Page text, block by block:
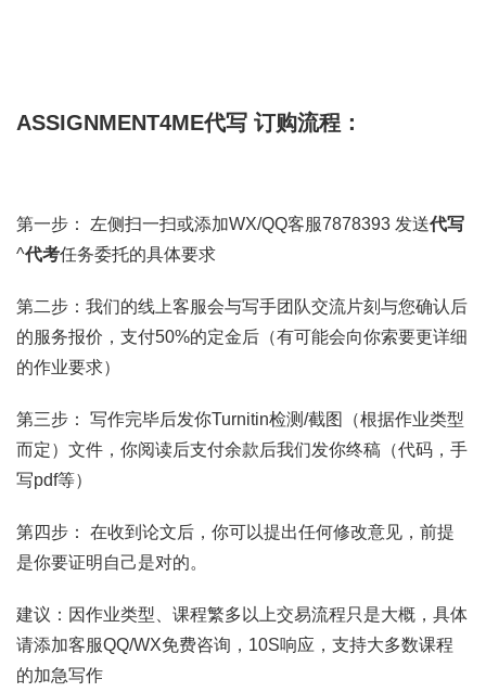
ASSIGNMENT4ME代写 订购流程：
第一步： 左侧扫一扫或添加WX/QQ客服7878393 发送代写
^代考任务委托的具体要求
第二步：我们的线上客服会与写手团队交流片刻与您确认后
的服务报价，支付50%的定金后（有可能会向你索要更详细
的作业要求）
第三步： 写作完毕后发你Turnitin检测/截图（根据作业类型
而定）文件，你阅读后支付余款后我们发你终稿（代码，手
写pdf等）
第四步： 在收到论文后，你可以提出任何修改意见，前提
是你要证明自己是对的。
建议：因作业类型、课程繁多以上交易流程只是大概，具体
请添加客服QQ/WX免费咨询，10S响应，支持大多数课程
的加急写作